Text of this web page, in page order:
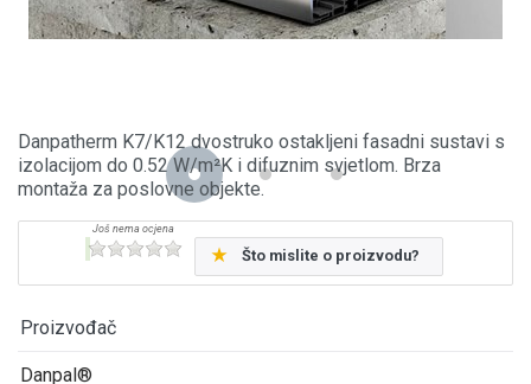
Danpatherm K7/K12 dvostruko ostakljeni fasadni sustavi s
izolacijom do 0.52 W/m²K i difuznim svjetlom. Brza
montaža za poslovne objekte.
Što mislite o proizvodu?
Proizvođač
Danpal®